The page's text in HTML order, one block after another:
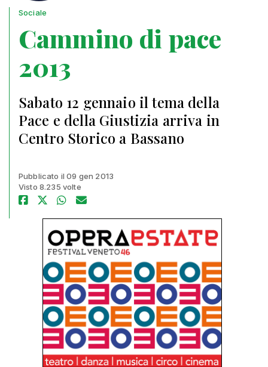
Sociale
Cammino di pace
2013
Sabato 12 gennaio il tema della
Pace e della Giustizia arriva in
Centro Storico a Bassano
Pubblicato il 09 gen 2013
Visto 8.235 volte